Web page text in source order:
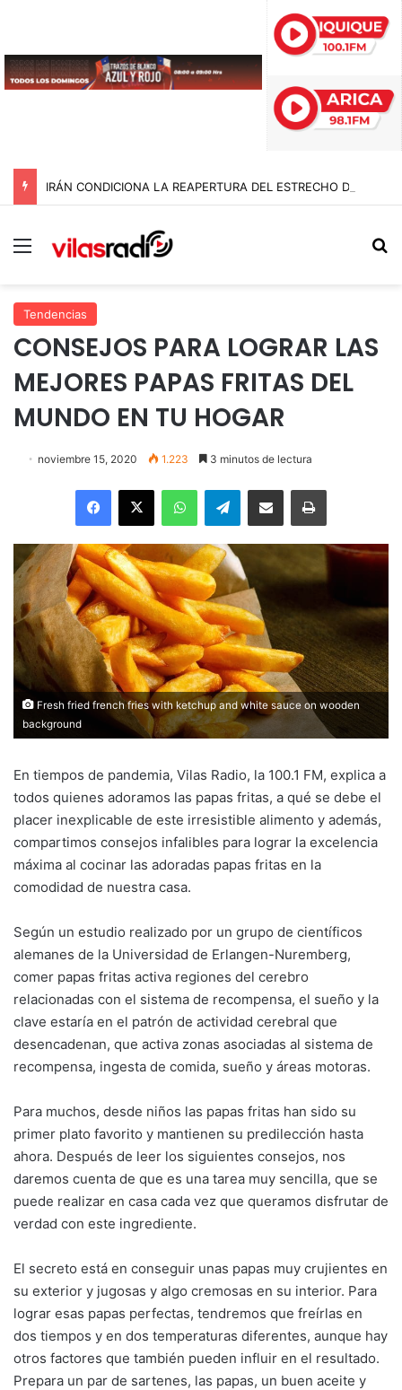
Menú
Tendencias
CONSEJOS PARA LOGRAR LAS
MEJORES PAPAS FRITAS DEL
MUNDO EN TU HOGAR
noviembre 15, 2020 1.223 3 minutos de lectura
Facebook
X WhatsAppTelegramEnviar vía email Imprimir
Fresh fried french fries with ketchup and white sauce on wooden
background
En tiempos de pandemia, Vilas Radio, la 100.1 FM, explica a
todos quienes adoramos las papas fritas, a qué se debe el
placer inexplicable de este irresistible alimento y además,
compartimos consejos infalibles para lograr la excelencia
máxima al cocinar las adoradas papas fritas en la
comodidad de nuestra casa.
Según un estudio realizado por un grupo de científicos
alemanes de la Universidad de Erlangen-Nuremberg,
comer papas fritas activa regiones del cerebro
relacionadas con el sistema de recompensa, el sueño y la
clave estaría en el patrón de actividad cerebral que
desencadenan, que activa zonas asociadas al sistema de
recompensa, ingesta de comida, sueño y áreas motoras.
Para muchos, desde niños las papas fritas han sido su
primer plato favorito y mantienen su predilección hasta
ahora. Después de leer los siguientes consejos, nos
daremos cuenta de que es una tarea muy sencilla, que se
puede realizar en casa cada vez que queramos disfrutar de
verdad con este ingrediente.
El secreto está en conseguir unas papas muy crujientes en
su exterior y jugosas y algo cremosas en su interior. Para
lograr esas papas perfectas, tendremos que freírlas en
dos tiempos y en dos temperaturas diferentes, aunque hay
otros factores que también pueden influir en el resultado.
Prepara un par de sartenes, las papas, un buen aceite y